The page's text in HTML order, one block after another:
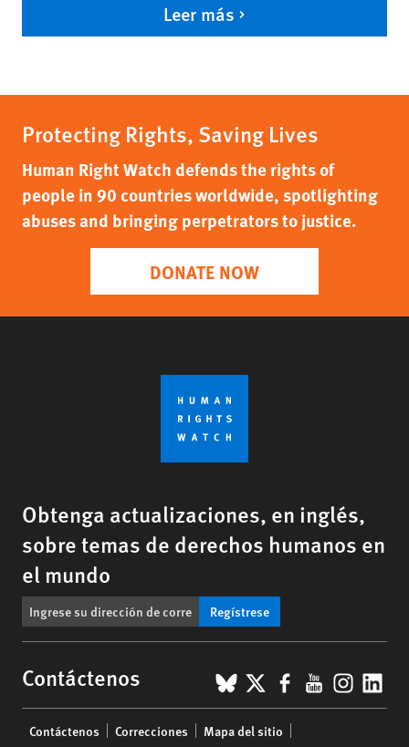
Leer más
Protecting Rights, Saving Lives
Human Right Watch defends the rights of
people in 90 countries worldwide, spotlighting
abuses and bringing perpetrators to justice.
DONATE NOW
Obtenga actualizaciones, en inglés,
sobre temas de derechos humanos en
el mundo
Regístrese
Contáctenos BlueSky
X Facebook
YouTube
menu
Contáctenos Correcciones Mapa del sitio